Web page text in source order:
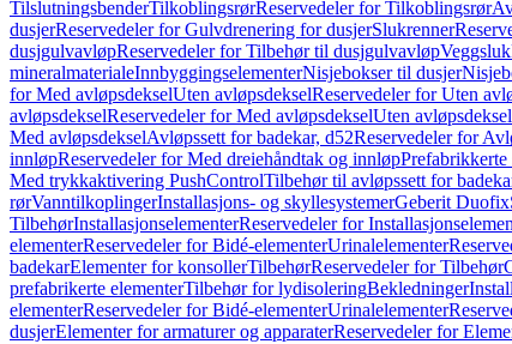
TilslutningsbenderTilkoblingsrørReservedeler for Tilkoblingsrør
dusjerReservedeler for Gulvdrenering for dusjerSlukrenner
dusjgulvavløpReservedeler for Tilbehør til dusjgulvavløpVeggsluk
mineralmaterialeInnbyggingselementerNisjebokser til dusjer
for Med avløpsdekselUten avløpsdekselReservedeler for Uten
avløpsdekselReservedeler for Med avløpsdekselUten avløpsdeksel
Med avløpsdekselAvløpssett for badekar, d52Reservedeler for
innløpReservedeler for Med dreiehåndtak og innløp
Med trykkaktivering PushControlTilbehør til avløpssett for
rørVanntilkoplingerInstallasjons- og skyllesystemerGeberit Duofix
TilbehørInstallasjonselementerReservedeler for
elementerReservedeler for Bidé-elementerUrinalelementer
badekarElementer for konsollerTilbehørReservedeler for Tilbehør
prefabrikerte elementerTilbehør for lydisoleringBekledninger
elementerReservedeler for Bidé-elementerUrinalelementer
dusjerElementer for armaturer og apparaterReservedeler for